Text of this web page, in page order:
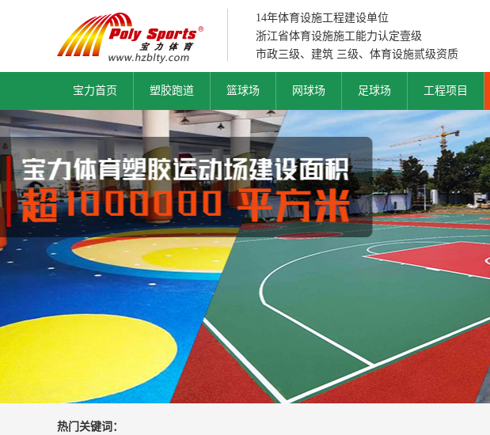
14年体育设施工程建设单位
浙江省体育设施施工能力认定壹级
市政三级、建筑 三级、体育设施贰级资质
宝力首页 塑胶跑道 篮球场 网球场 足球场 工程项目
热门关键词：